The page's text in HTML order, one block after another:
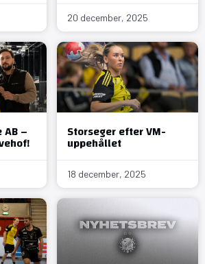
20 december, 2025
– Storseger efter VM-
uppehållet
18 december, 2025